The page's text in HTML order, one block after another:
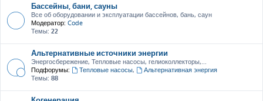
Бассейны, бани, сауны
Все об оборудовании и эксплуатации бассейнов, бань, саун
Модератор: Code
Темы: 22
Альтернативные источники энергии
Энергосбережение, Тепловые насосы, гелиоколлекторы,...
Подфорумы:
Тепловые насосы,
Альтернативная энергия
Темы: 88